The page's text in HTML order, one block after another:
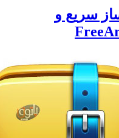
سریع و